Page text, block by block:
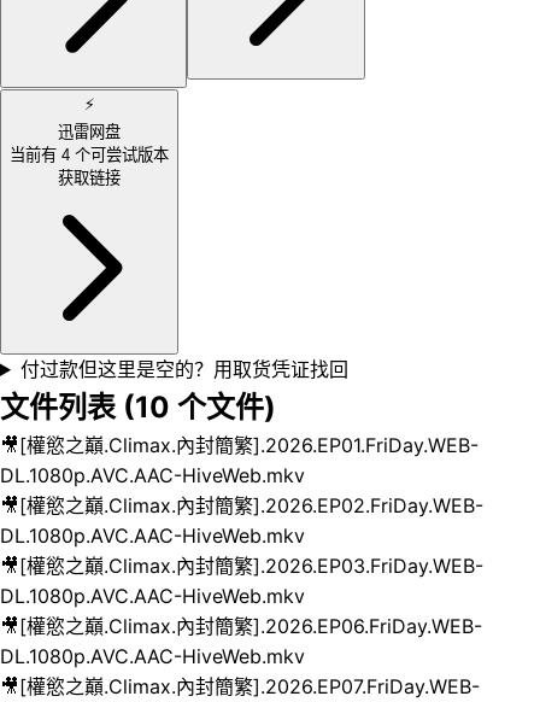
⚡
迅雷网盘
当前有 4 个可尝试版本
获取链接
付过款但这里是空的？用取货凭证找回
文件列表 (10 个文件)
🎥[權慾之巔.Climax.內封簡繁].2026.EP01.FriDay.WEB-
DL.1080p.AVC.AAC-HiveWeb.mkv
🎥[權慾之巔.Climax.內封簡繁].2026.EP02.FriDay.WEB-
DL.1080p.AVC.AAC-HiveWeb.mkv
🎥[權慾之巔.Climax.內封簡繁].2026.EP03.FriDay.WEB-
DL.1080p.AVC.AAC-HiveWeb.mkv
🎥[權慾之巔.Climax.內封簡繁].2026.EP06.FriDay.WEB-
DL.1080p.AVC.AAC-HiveWeb.mkv
🎥[權慾之巔.Climax.內封簡繁].2026.EP07.FriDay.WEB-